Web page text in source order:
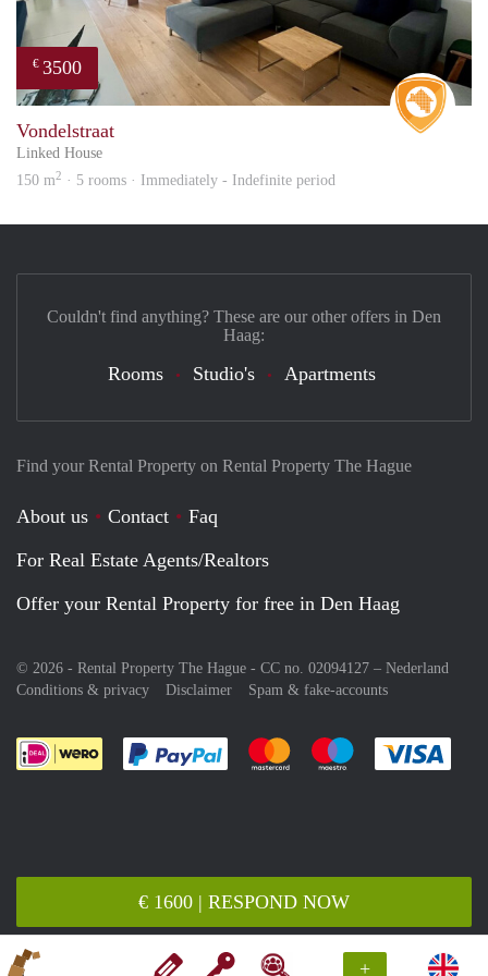
+
€ 1600 | RESPOND NOW
€ 3500
Real
Vondelstraat
Linked House
150 m2 · 5 rooms · Immediately - Indefinite period
Find your Rental Property on Rental Property The Hague
About us Contact
Faq
For Real Estate Agents/Realtors
Offer your Rental Property for free in Den Haag
© 2026 - Rental Property The Hague - CC no. 02094127 – Nederland
Conditions & privacy
Disclaimer Spam & fake-accounts
Pay easily with :payment method
Pay easily with :payment
Pay easily with
Couldn't find anything? These are our other offers in Den
Haag:
Rooms Studio's Apartments